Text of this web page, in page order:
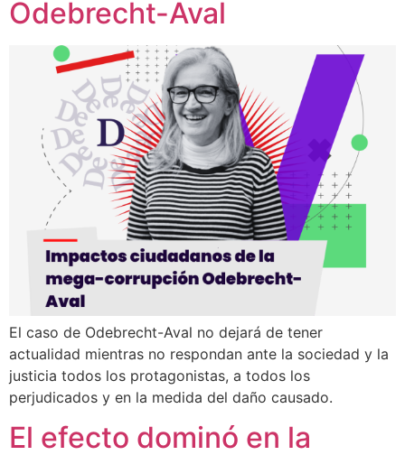
Odebrecht-Aval
El caso de Odebrecht-Aval no dejará de tener
actualidad mientras no respondan ante la sociedad y la
justicia todos los protagonistas, a todos los
perjudicados y en la medida del daño causado.
El efecto dominó en la